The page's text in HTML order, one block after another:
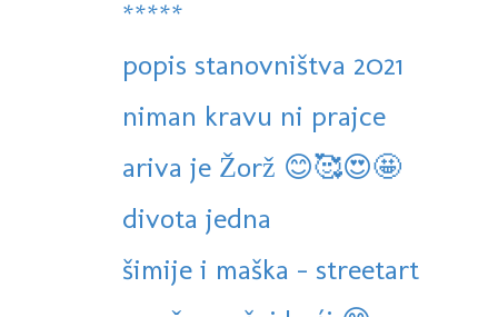
*****
popis stanovništva 2021
niman kravu ni prajce
ariva je Žorž 😊🥰😍🤩
divota jedna
šimije i maška - streetart